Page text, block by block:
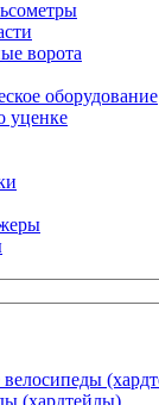
ворота
оборудование
уценке
(хардтейлы)